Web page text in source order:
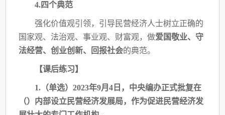
4.四个典范
强化价值观引领，引导民营经济人士树立正确的
国家观、法治观、事业观、财富观，做爱国敬业、守
法经营、创业创新、回报社会的典范。
【课后练习】
1.（单选）2023年9月4日，中央编办正式批复在
（）内部设立民营经济发展局，作为促进民营经济发